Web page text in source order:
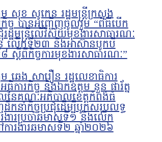
សុខ សូកេន រដ្ឋមន្រ្តីក្រសួង
ច្ច បានអញ្ជើញចូលរួម “ពិធីបើក
រដ្ឋមន្ត្រីលើវិស័យមុខងារសាធារណៈ
លើកទី២៣ និងអាស៊ានបូកបី
ស្តីពីកិច្ចការមុខងារសាធារណៈ”
ឆេង សារឿន រដ្ឋលេខាធិការ
ការកិច្ច និងឯកឧត្តម នួន ផារ័ត្ន
នៃគណៈអភិបាលខេត្តកំពង់ធំ
កនាំកិច្ចប្រជុំដើម្បីបូកសរុបលទ្ធ
ងារប្រចាំឆមាសទី១ និងលើក
ារងារឆមាសទី២ ឆ្នាំ២០២៦